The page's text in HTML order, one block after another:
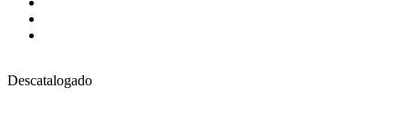
Descatalogado